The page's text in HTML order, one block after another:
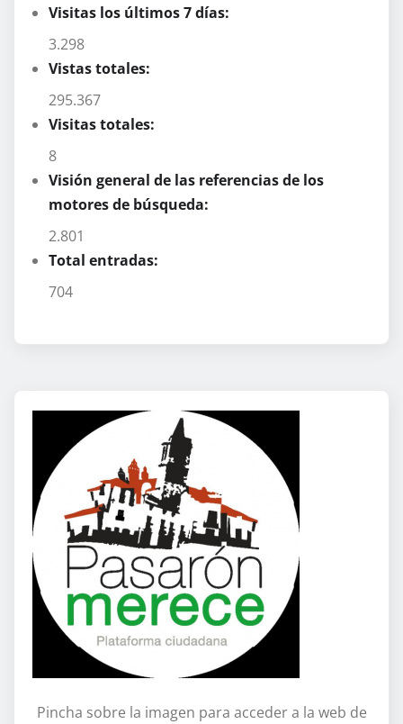
Visitas los últimos 7 días:
3.298
Vistas totales:
295.367
Visitas totales:
8
Visión general de las referencias de los
motores de búsqueda:
2.801
Total entradas:
704
Pincha sobre la imagen para acceder a la web de